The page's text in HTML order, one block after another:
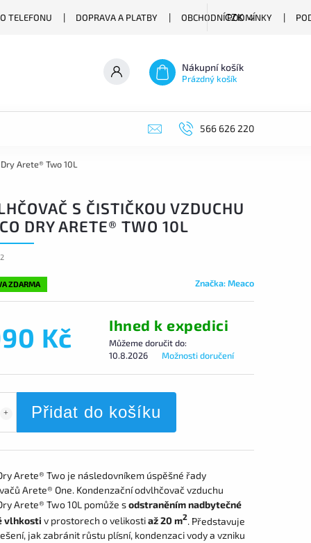
TELEFONU DOPRAVA A PLATBY OBCHODNÍ PODMÍNKY
CZK
Nákupní košík
Prázdný košík
566 626 220
Arete® Two 10L
S ČISTIČKOU VZDUCHU
DRY ARETE® TWO 10L
ZDARMA Značka:Meaco
Kč Ihned k expedici
Můžeme doručit do:
10.8.2026
Možnosti doručení
Přidat do košíku
Arete® Two je následovníkem úspěšné řady
Arete® One. Kondenzační odvlhčovač vzduchu
Arete® Two 10L pomůže sodstraněním nadbytečné
vlhkosti v prostorech o velikostiaž 20 m2. Představuje
jak zabránit růstu plísní, kondenzaci vody a vzniku